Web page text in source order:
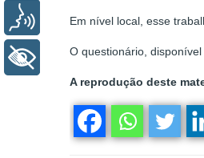
Em nível local, esse
O questionário,
A reprodução deste
Voz
+ Acessibilidade